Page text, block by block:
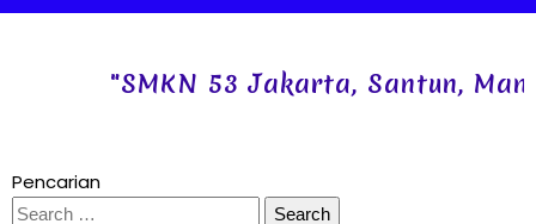
"SMKN 53 Jakarta, Santun, Mandiri,
Pencarian
Search